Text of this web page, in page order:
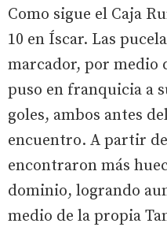
Como sigue el Caja
10 en Íscar. Las
marcador, por medio
puso en franquicia a
goles, ambos antes
encuentro. A partir
encontraron más
dominio, logrando
medio de la propia